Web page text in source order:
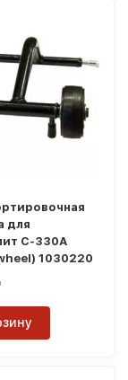
для
C-330A
1030220